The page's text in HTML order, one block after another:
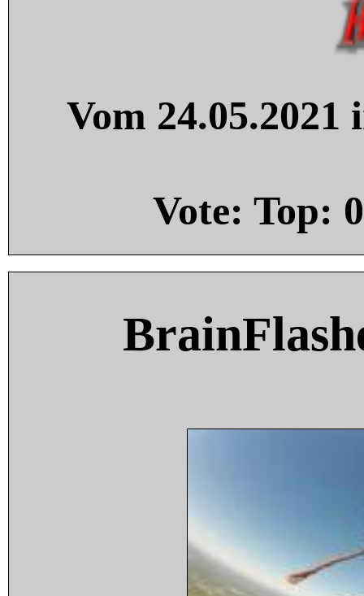
Vom
Vote: Top: 0